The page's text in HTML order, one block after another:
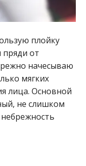
плойку
пряди от
начесываю
мягких
лица. Основной
не слишком